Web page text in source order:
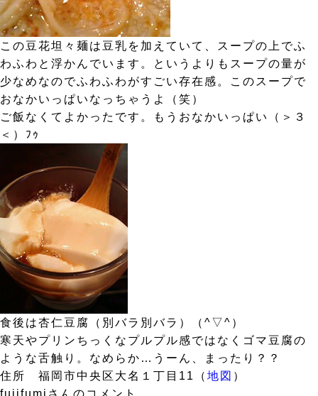
この豆花坦々麺は豆乳を加えていて、スープの上でふ
わふわと浮かんでいます。というよりもスープの量が
少なめなのでふわふわがすごい存在感。このスープで
おなかいっぱいなっちゃうよ（笑）
ご飯なくてよかったです。もうおなかいっぱい（＞３
＜）ﾌｩ
食後は杏仁豆腐（別バラ別バラ）（^▽^）
寒天やプリンちっくなプルプル感ではなくゴマ豆腐の
ような舌触り。なめらか…うーん、まったり？？
住所 福岡市中央区大名１丁目11（ 地図 ）
fujifumiさんのコメント